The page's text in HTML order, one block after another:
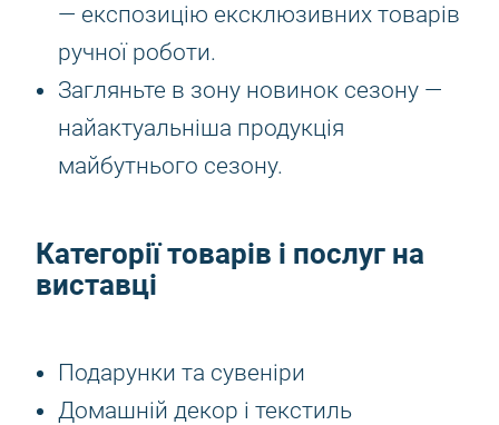
— експозицію ексклюзивних товарів
ручної роботи.
Загляньте в зону новинок сезону —
найактуальніша продукція
майбутнього сезону.
Категорії товарів і послуг на
виставці
Подарунки та сувеніри
Домашній декор і текстиль